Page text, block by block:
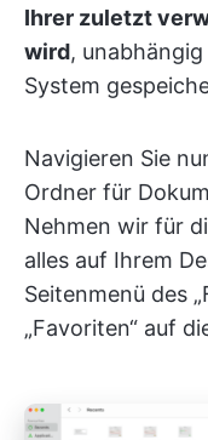
Ihrer zuletzt
wird,
System
Navigieren Sie
Ordner für
Nehmen wir für
alles auf Ihrem
Seitenmenü des
„Favoriten“ auf